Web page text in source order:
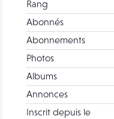
Rang
Abonnés
Abonnements
Photos
Albums
Annonces
Inscrit depuis le